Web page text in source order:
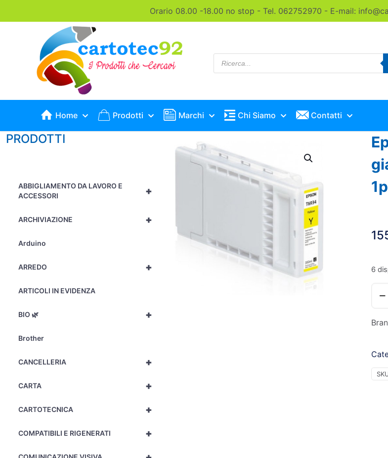
Orario 08.00 -18.00 no stop - Tel. 062752970 - E-mail:
Products
search
Home Prodotti Marchi Chi Siamo Contatti
PRODOTTI
+
ABBIGLIAMENTO DA LAVORO E
ACCESSORI
+
ARCHIVIAZIONE
Arduino
+
ARREDO
ARTICOLI IN EVIDENZA
+
BIO 🌿
Brother
+
CANCELLERIA
+
CARTA
+
CARTOTECNICA
+
COMPATIBILI E RIGENERATI
6
per